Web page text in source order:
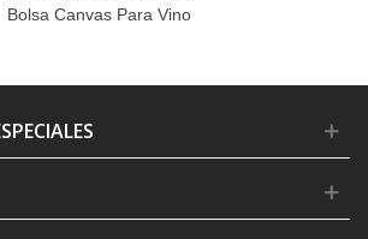
Bolsa Canvas Para Vino